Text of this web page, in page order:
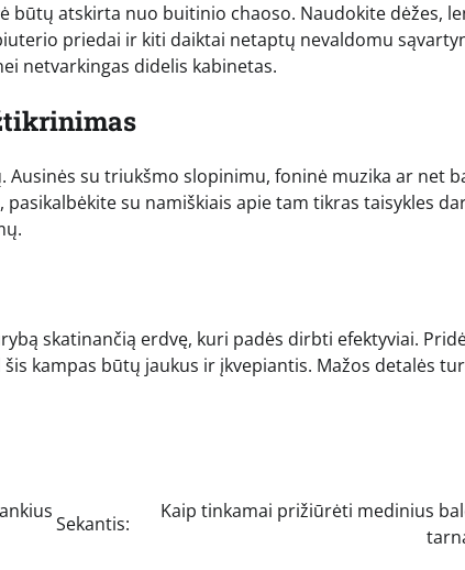
atskirta nuo buitinio chaoso. Naudokite dėžes,
priedai ir kiti daiktai netaptų nevaldomu
netvarkingas didelis kabinetas.
su triukšmo slopinimu, foninė muzika ar net
su namiškiais apie tam tikras taisykles
skatinančią erdvę, kuri padės dirbti efektyviai.
kampas būtų jaukus ir įkvepiantis. Mažos detalės
Sekantis:
Kaip tinkamai prižiūrėti medinius